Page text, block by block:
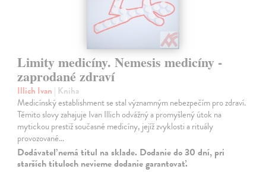
Limity medicíny. Nemesis medicíny -
zaprodané zdraví
Illich Ivan | Kniha
Medicínský establishment se stal významným nebezpečím pro zdraví.
Těmito slovy zahajuje Ivan Illich odvážný a promyšlený útok na
mytickou prestiž současné medicíny, jejíž zvyklosti a rituály
provozované…
Dodávateľ nemá titul na sklade. Dodanie do 30 dní, pri
starších tituloch nevieme dodanie garantovať.